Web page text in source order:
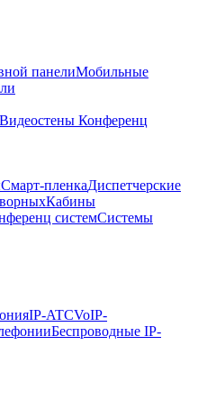
панелиМобильные
Видеостены Конференц
Cмарт-пленкаДиспетчерские
Кабины
системСистемы
IP-ATCVoIP-
Беспроводные IP-